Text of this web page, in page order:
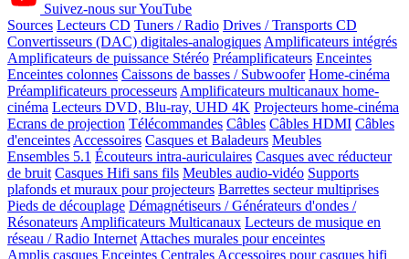
Suivez-nous sur YouTube
Sources Lecteurs CD Tuners / Radio Drives / Transports CD
Convertisseurs (DAC) digitales-analogiques Amplificateurs intégrés
Amplificateurs de puissance Stéréo Préamplificateurs Enceintes
Enceintes colonnes Caissons de basses / Subwoofer Home-cinéma
Préamplificateurs processeurs Amplificateurs multicanaux home-
cinéma Lecteurs DVD, Blu-ray, UHD 4K Projecteurs home-cinéma
Ecrans de projection Télécommandes Câbles Câbles HDMI Câbles
d'enceintes Accessoires Casques et Baladeurs Meubles
Ensembles 5.1 Écouteurs intra-auriculaires Casques avec réducteur
de bruit Casques Hifi sans fils Meubles audio-vidéo Supports
plafonds et muraux pour projecteurs Barrettes secteur multiprises
Pieds de découplage Démagnétiseurs / Générateurs d'ondes /
Résonateurs Amplificateurs Multicanaux Lecteurs de musique en
réseau / Radio Internet Attaches murales pour enceintes
Amplis casques Enceintes Centrales Accessoires pour casques hifi